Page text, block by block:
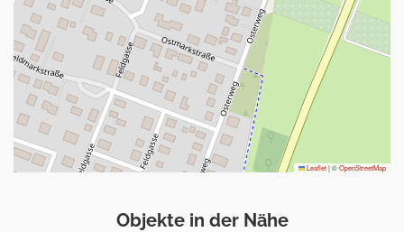
Leaflet|©OpenStreetMap
Objekte in der Nähe